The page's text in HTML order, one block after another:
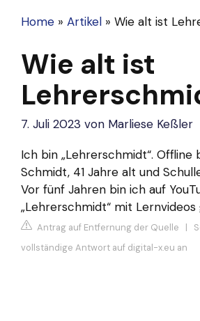
Home » Artikel » Wie alt ist
Wie alt ist
7. Juli 2023 von Marliese Keßler
Ich bin „Lehrerschmidt“. Offline
Schmidt, 41 Jahre alt und
Vor fünf Jahren bin ich auf
„Lehrerschmidt“ mit
Antrag auf Entfernung der Quelle |
vollständige Antwort auf digital-x.eu an